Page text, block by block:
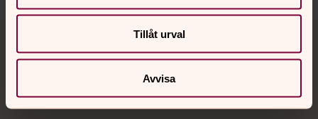
Tillåt urval
Avvisa
Kontakt